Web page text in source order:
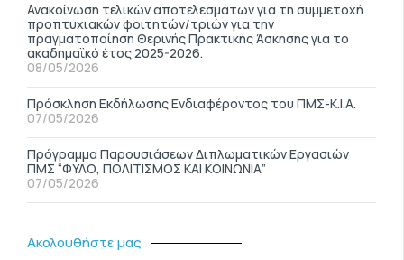
Ανακοίνωση τελικών αποτελεσμάτων για τη συμμετοχή
προπτυχιακών φοιτητών/τριών για την
πραγματοποίηση Θερινής Πρακτικής Άσκησης για το
ακαδημαϊκό έτος 2025-2026.
08/05/2026
Πρόσκληση Εκδήλωσης Ενδιαφέροντος του ΠΜΣ-Κ.Ι.Α.
07/05/2026
Πρόγραμμα Παρουσιάσεων Διπλωματικών Εργασιών
ΠΜΣ “ΦΥΛΟ, ΠΟΛΙΤΙΣΜΟΣ ΚΑΙ ΚΟΙΝΩΝΙΑ”
07/05/2026
Ακολουθήστε μας